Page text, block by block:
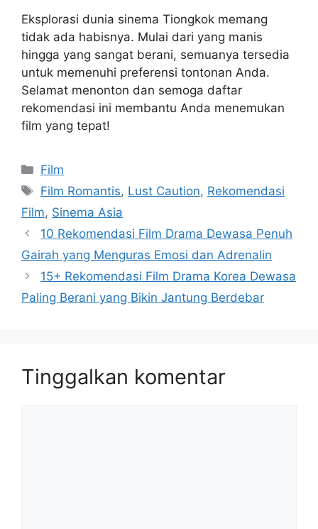
Eksplorasi dunia sinema Tiongkok memang
tidak ada habisnya. Mulai dari yang manis
hingga yang sangat berani, semuanya tersedia
untuk memenuhi preferensi tontonan Anda.
Selamat menonton dan semoga daftar
rekomendasi ini membantu Anda menemukan
film yang tepat!
Kategori
Film
Tag
Film Romantis, Lust Caution, Rekomendasi
Film, Sinema Asia
10 Rekomendasi Film Drama Dewasa Penuh
Gairah yang Menguras Emosi dan Adrenalin
15+ Rekomendasi Film Drama Korea Dewasa
Paling Berani yang Bikin Jantung Berdebar
Tinggalkan komentar